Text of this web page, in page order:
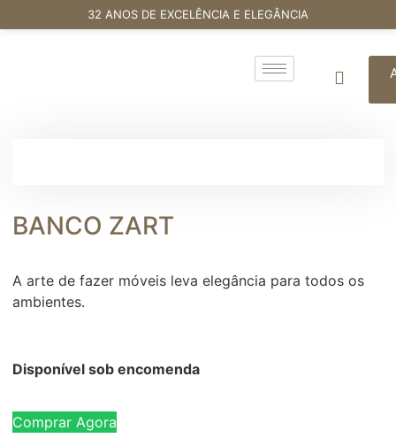
32 ANOS DE EXCELÊNCIA E ELEGÂNCIA
BANCO ZART
A arte de fazer móveis leva elegância para todos os
ambientes.
Disponível sob encomenda
Comprar Agora